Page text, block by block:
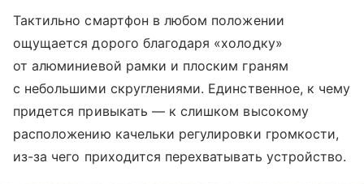
Тактильно смартфон в любом положении
ощущается дорого благодаря «холодку»
от алюминиевой рамки и плоским граням
с небольшими скруглениями. Единственное, к чему
придется привыкать — к слишком высокому
расположению качельки регулировки громкости,
из-за чего приходится перехватывать устройство.